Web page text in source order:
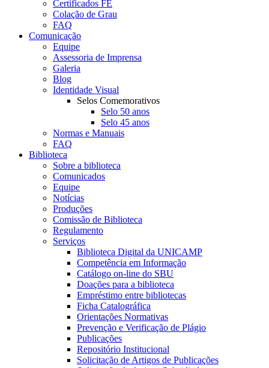
Certificados FE
Colação de Grau
FAQ
Comunicação
Equipe
Assessoria de Imprensa
Galeria
Blog
Identidade Visual
Selos Comemorativos
Selo 50 anos
Selo 45 anos
Normas e Manuais
FAQ
Biblioteca
Sobre a biblioteca
Comunicados
Equipe
Notícias
Produções
Comissão de Biblioteca
Regulamento
Serviços
Biblioteca Digital da UNICAMP
Competência em Informação
Catálogo on-line do SBU
Doações para a biblioteca
Empréstimo entre bibliotecas
Ficha Catalográfica
Orientações Normativas
Prevenção e Verificação de Plágio
Publicações
Repositório Institucional
Solicitação de Artigos de Publicações